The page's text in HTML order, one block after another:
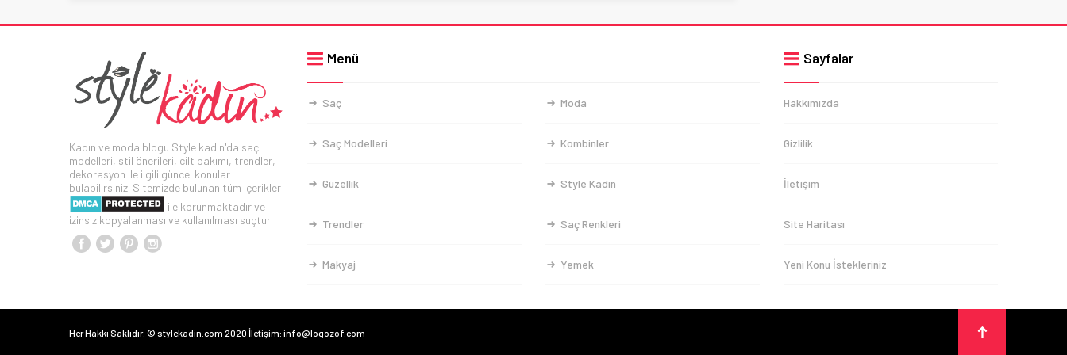
Kadın ve moda blogu Style kadın'da saç
modelleri, stil önerileri, cilt bakımı, trendler,
dekorasyon ile ilgili güncel konular
bulabilirsiniz. Sitemizde bulunan tüm içerikler
ile korunmaktadır ve
izinsiz kopyalanması ve kullanılması suçtur.
Menü
Saç Moda
Saç Modelleri Kombinler
Güzellik Style Kadın
Trendler Saç Renkleri
Makyaj Yemek
Sayfalar
Hakkımızda
Gizlilik
İletişim
Site Haritası
Yeni Konu İstekleriniz
Her Hakkı Saklıdır. © stylekadin.com 2020 İletişim: info@logozof.com